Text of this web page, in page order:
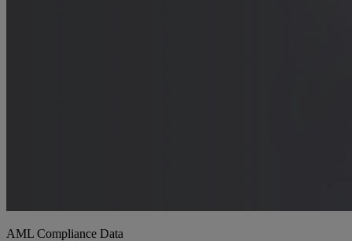
AML Compliance Data